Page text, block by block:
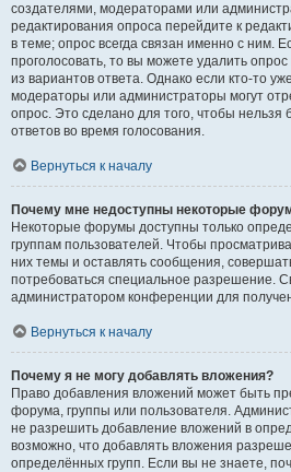
создателями, модераторами или
редактирования опроса перейдите к
в теме; опрос всегда связан именно с ним.
проголосовать, то вы можете удалить
из вариантов ответа. Однако если кто-то
модераторы или администраторы могут
опрос. Это сделано для того, чтобы нельзя
ответов во время голосования.
Вернуться к началу
Почему мне недоступны некоторые
Некоторые форумы доступны только
группам пользователей. Чтобы
них темы и оставлять сообщения,
потребоваться специальное разрешение.
администратором конференции для
Вернуться к началу
Почему я не могу добавлять вложения?
Право добавления вложений может быть
форума, группы или пользователя.
не разрешить добавление вложений в
возможно, что добавлять вложения
определённых групп. Если вы не знаете,